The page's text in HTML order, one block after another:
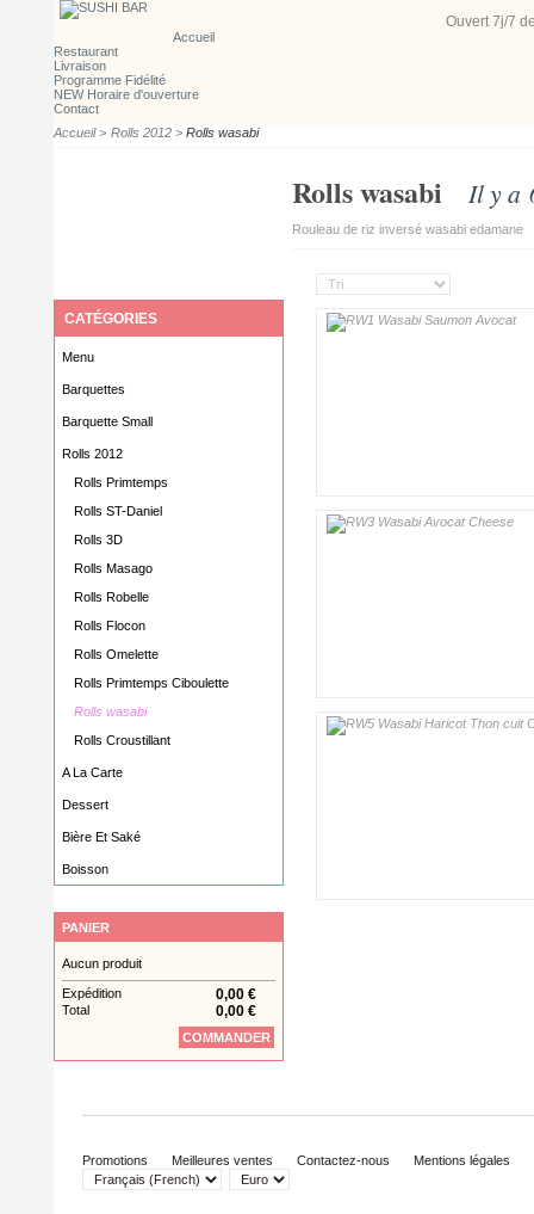
Ouvert 7j/7
Accueil
Restaurant
Livraison
Programme Fidélité
NEW Horaire d'ouverture
Contact
Accueil > Rolls 2012 > Rolls wasabi
Rolls wasabi Il y a
Rouleau de riz inversé wasabi edamane
CATÉGORIES
Menu
Barquettes
Barquette Small
Rolls 2012
Rolls Primtemps
Rolls ST-Daniel
Rolls 3D
Rolls Masago
Rolls Robelle
Rolls Flocon
Rolls Omelette
Rolls Primtemps Ciboulette
Rolls wasabi
Rolls Croustillant
A La Carte
Dessert
Bière Et Saké
Boisson
PANIER
Aucun produit
Expédition 0,00 €
Total 0,00 €
COMMANDER
Promotions Meilleures ventes Contactez-nous Mentions légales